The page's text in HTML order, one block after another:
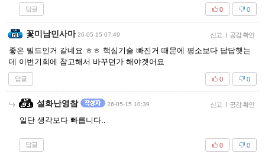
답글 0
0
꽃미남민사마 26-05-15 07:49 신고 | 공감 확인
좋은 빌드인거 같네요 ㅎㅎ 핵심기술 빠진거 때문에 평소보다 답답햇는
데 이번기회에 참고해서 바꾸던가 해야겟어요
답글 0
0
설화난영참 26-05-15 10:39 신고 | 공감 확인
일단 생각보다 빠릅니다..
답글 0
0